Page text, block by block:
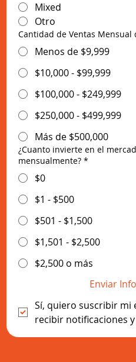
Mixed
Otro
Cantidad de Ventas Mensual
Menos de $9,999
$10,000 - $99,999
$100,000 - $249,999
$250,000 - $499,999
Más de $500,000
¿Cuanto invierte en el
mensualmente? *
$0
$1 - $500
$501 - $1,500
$1,501 - $2,500
$2,500 o más
Enviar
Sí, quiero suscribir mi
recibir notificaciones